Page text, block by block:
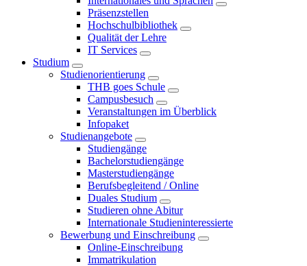
Präsenzstellen
Hochschulbibliothek
Qualität der Lehre
IT Services
Studium
Studienorientierung
THB goes Schule
Campusbesuch
Veranstaltungen im Überblick
Infopaket
Studienangebote
Studiengänge
Bachelorstudiengänge
Masterstudiengänge
Berufsbegleitend / Online
Duales Studium
Studieren ohne Abitur
Internationale Studieninteressierte
Bewerbung und Einschreibung
Online-Einschreibung
Immatrikulation